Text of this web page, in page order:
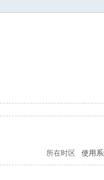
所在时区 使用